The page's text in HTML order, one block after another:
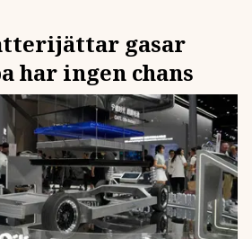
gasar
har ingen chans